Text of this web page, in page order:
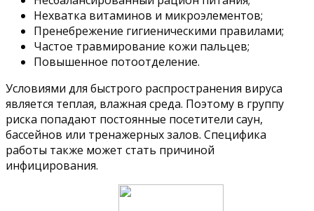
Нехватка витаминов и микроэлементов;
Пренебрежение гигиеническими правилами;
Частое травмирование кожи пальцев;
Повышенное потоотделение.
Условиями для быстрого распространения вируса
является теплая, влажная среда. Поэтому в группу
риска попадают постоянные посетители саун,
бассейнов или тренажерных залов. Специфика
работы также может стать причиной
инфицирования.